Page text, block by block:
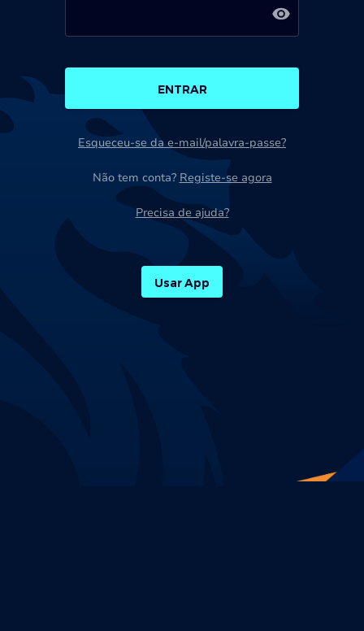
ENTRAR
Esqueceu-se da e-mail/palavra-passe?
Não tem conta? Registe-se agora
Precisa de ajuda?
Usar App